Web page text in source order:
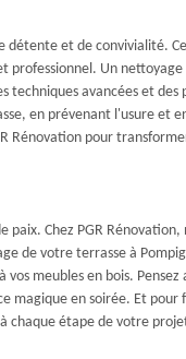
détente et de convivialité.
Un
techniques avancées et
en prévenant l'usure et
Rénovation pour
Chez PGR
de votre terrasse à
meubles en bois. Pensez
en soirée. Et
chaque étape de votre